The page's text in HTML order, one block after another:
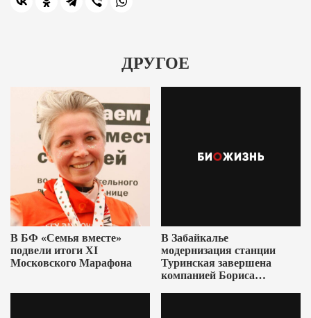
ДРУГОЕ
В БФ «Семья вместе»
подвели итоги XI
Московского Марафона
В Забайкалье
модернизация станции
Туринская завершена
компанией Бориса